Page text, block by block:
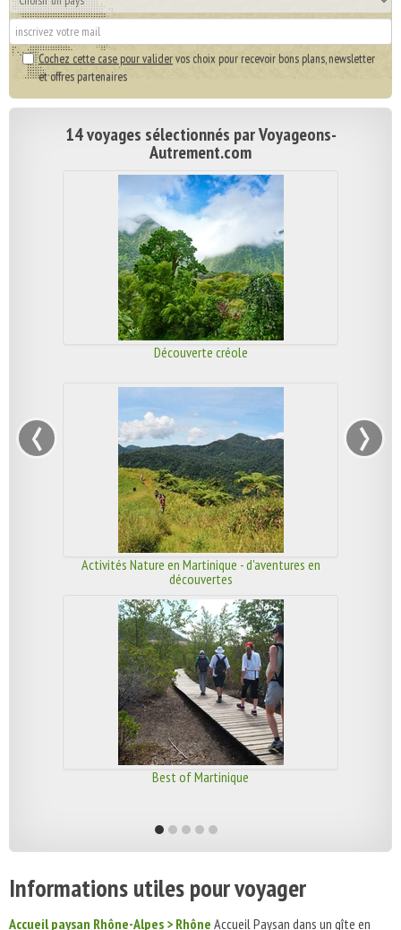
Cochez cette case pour validervos choix pour recevoir bons plans, newsletter
et offres partenaires
14 voyages sélectionnés par Voyageons-
Autrement.com
Découverte créole
Activités Nature en Martinique - d'aventures en
découvertes
Best of Martinique
‹ ›
Informations utiles pour voyager
Accueil paysan Rhône-Alpes > Rhône Accueil Paysan dans un gîte en